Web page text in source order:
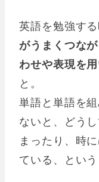
英語を勉強す
がうまくつな
わせや表現を用
と。
単語と単語を
ないと、どう
まったり、時
ている、とい